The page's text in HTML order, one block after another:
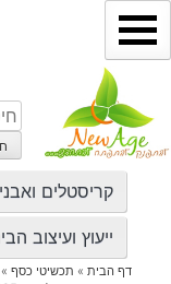
דילוג
לתוכן
קריסטלים
ייעוץ ועיצוב
דף הבית» תכשיטי כסף»